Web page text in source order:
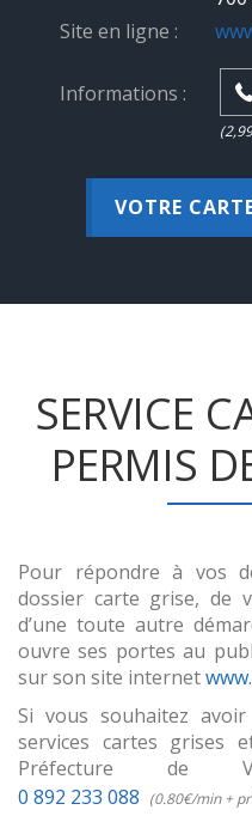
Site en ligne :
Informations :
VOTRE
SERVICE
PERMIS
Pour répondre à vos
dossier carte grise, de
d’une toute autre
ouvre ses portes au
sur son site internet
Si vous souhaitez
services cartes grises
Préfecture de
0 892 233 088 (0.80€/min +